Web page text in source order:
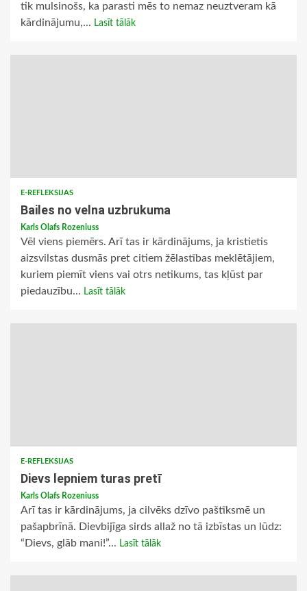
tik mulsinošs, ka parasti mēs to nemaz neuztveram kā
kārdinājumu,... Lasīt tālāk
E-REFLEKSIJAS
Bailes no velna uzbrukuma
Karls Olafs Rozeniuss
Vēl viens piemērs. Arī tas ir kārdinājums, ja kristietis
aizsvilstas dusmās pret citiem žēlastības meklētājiem,
kuriem piemīt viens vai otrs netikums, tas kļūst par
piedauzību... Lasīt tālāk
E-REFLEKSIJAS
Dievs lepniem turas pretī
Karls Olafs Rozeniuss
Arī tas ir kārdinājums, ja cilvēks dzīvo paštīksmē un
pašapbrīnā. Dievbijīga sirds allaž no tā izbīstas un lūdz:
“Dievs, glāb mani!”... Lasīt tālāk